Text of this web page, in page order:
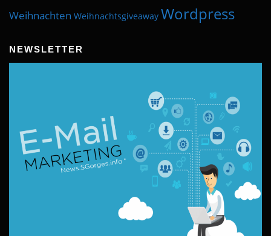
Weihnachten Weihnachtsgiveaway Wordpress
NEWSLETTER